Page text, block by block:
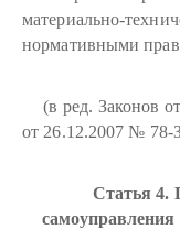
материально-
нормативными
(в ред. Законов
от 26.12.2007 № 78-
Статья 4.
самоуправления